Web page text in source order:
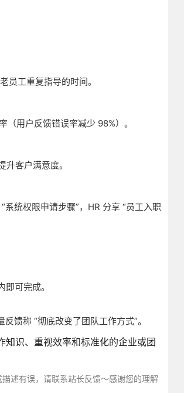
员工重复指导的时间。
用户反馈错误率减少 98%）。
客户满意度。
统权限申请步骤”，HR 分享 “员工入职
可完成。
馈称 “彻底改变了团队工作方式”。
识、重视效率和标准化的企业或团
述有误，请联系站长反馈～感谢您的理解